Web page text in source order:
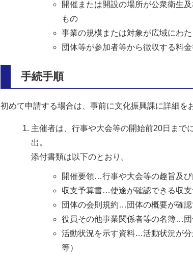
開催または開設の場所が公衆衛生
もの
事業の規模または対象が広域にわ
団体等が参加者等から徴収する料
手続手順
初めて申請する場合は、事前に文化振興課に詳細を
主催者は、行事や大会等の開始前20日まで
出。
添付書類は以下のとおり。
開催要領…行事や大会等の趣旨及
収支予算書…使途が確認できる収支
団体の会則規約…団体の概要が確
役員その他事業関係者等の名簿…
活動状況を示す資料…活動状況が
等）